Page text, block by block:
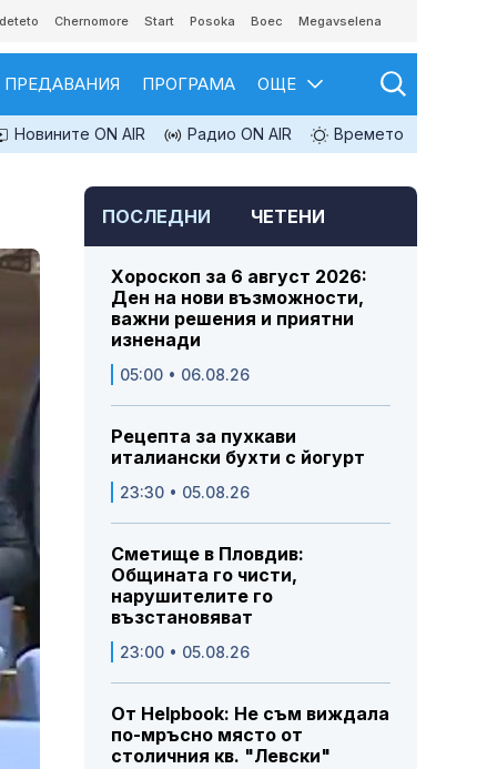
Chernomore Start Posoka Boec Megavselena
ПРЕДАВАНИЯ ПРОГРАМА ОЩЕ
Новините ON AIR Радио ON AIR Времето
ПОСЛЕДНИ ЧЕТЕНИ
Хороскоп за 6 август 2026:
Ден на нови възможности,
важни решения и приятни
изненади
05:00 • 06.08.26
Рецепта за пухкави
италиански бухти с йогурт
23:30 • 05.08.26
Сметище в Пловдив:
Общината го чисти,
нарушителите го
възстановяват
23:00 • 05.08.26
От Helpbook: Не съм виждала
по-мръсно място от
столичния кв. "Левски"